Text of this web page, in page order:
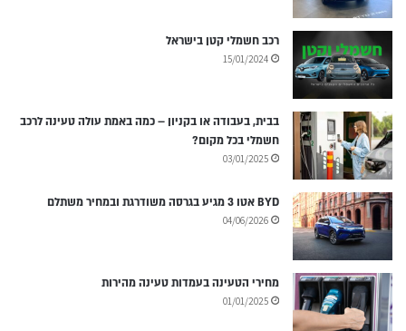
רכב חשמלי קטן בישראל
15/01/2024
בבית, בעבודה או בקניון – כמה באמת עולה טעינה לרכב
חשמלי בכל מקום?
03/01/2025
BYD אטו 3 מגיע בגרסה משודרגת ובמחיר משתלם
04/06/2026
מחירי הטעינה בעמדות טעינה מהירות
01/01/2025